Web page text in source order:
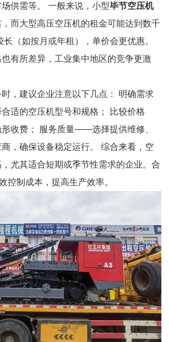
供需等。 一般来说，小型毕节空压机
而大型高压空压机的租金可能达到数千
（如按月或年租），单价会更优惠。
有所差异，工业集中地区的竞争更激
，建议企业注意以下几点： 明确需求
适的空压机型号和规格； 比较价格
收费； 服务质量——选择提供维修、
，确保设备稳定运行。 综合来看，空
尤其适合短期或季节性需求的企业。合
控制成本，提高生产效率。